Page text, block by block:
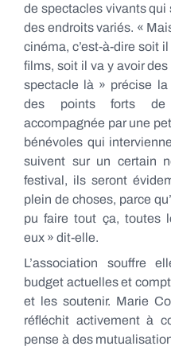
de spectacles vivants qui
des endroits variés. «
cinéma, c’est-à-dire soit
films, soit il va y avoir
spectacle là » précise la
des points forts de
accompagnée par une
bénévoles qui
suivent sur un certain
festival, ils seront
plein de choses, parce
pu faire tout ça, toutes
eux » dit-elle.
L’association souffre
budget actuelles et
et les soutenir. Marie
réfléchit activement à
pense à des